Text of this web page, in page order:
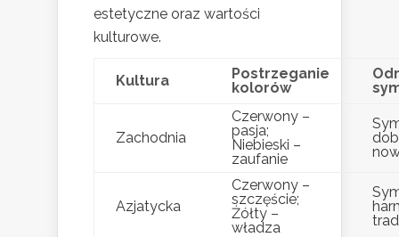
estetyczne oraz wartości
kulturowe.
Kultura
Postrzeganie
kolorów
Zachodnia
Czerwony –
pasja;
Niebieski –
zaufanie
Azjatycka
Czerwony –
szczęście;
Żółty –
władza